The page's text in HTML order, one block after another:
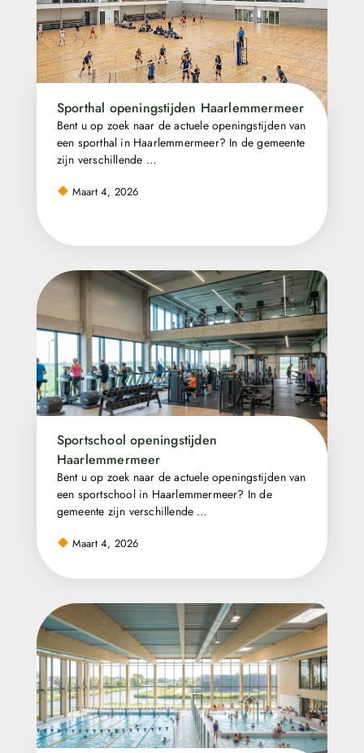
Sporthal openingstijden Haarlemmermeer
Bent u op zoek naar de actuele openingstijden van
een sporthal in Haarlemmermeer? In de gemeente
zijn verschillende …
Maart 4, 2026
Sportschool openingstijden
Haarlemmermeer
Bent u op zoek naar de actuele openingstijden van
een sportschool in Haarlemmermeer? In de
gemeente zijn verschillende …
Maart 4, 2026